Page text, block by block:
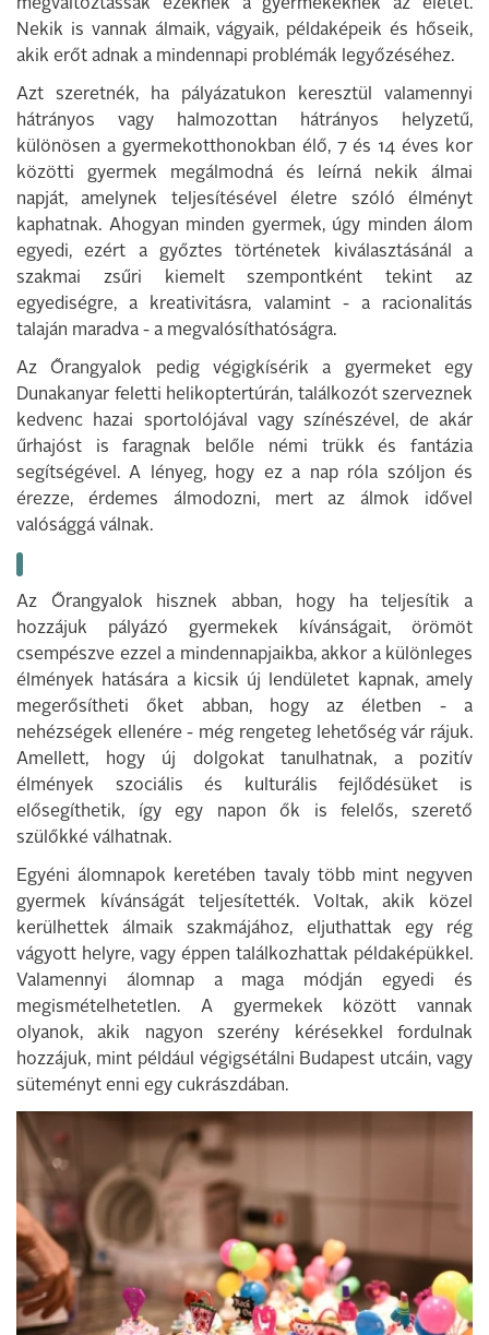
megváltoztassák ezeknek a gyermekeknek az életét.
Nekik is vannak álmaik, vágyaik, példaképeik és hőseik,
akik erőt adnak a mindennapi problémák legyőzéséhez.
Azt szeretnék, ha pályázatukon keresztül valamennyi
hátrányos vagy halmozottan hátrányos helyzetű,
különösen a gyermekotthonokban élő, 7 és 14 éves kor
közötti gyermek megálmodná és leírná nekik álmai
napját, amelynek teljesítésével életre szóló élményt
kaphatnak. Ahogyan minden gyermek, úgy minden álom
egyedi, ezért a győztes történetek kiválasztásánál a
szakmai zsűri kiemelt szempontként tekint az
egyediségre, a kreativitásra, valamint - a racionalitás
talaján maradva - a megvalósíthatóságra.
Az Őrangyalok pedig végigkísérik a gyermeket egy
Dunakanyar feletti helikoptertúrán, találkozót szerveznek
kedvenc hazai sportolójával vagy színészével, de akár
űrhajóst is faragnak belőle némi trükk és fantázia
segítségével. A lényeg, hogy ez a nap róla szóljon és
érezze, érdemes álmodozni, mert az álmok idővel
valósággá válnak.
Az Őrangyalok hisznek abban, hogy ha teljesítik a
hozzájuk pályázó gyermekek kívánságait, örömöt
csempészve ezzel a mindennapjaikba, akkor a különleges
élmények hatására a kicsik új lendületet kapnak, amely
megerősítheti őket abban, hogy az életben - a
nehézségek ellenére - még rengeteg lehetőség vár rájuk.
Amellett, hogy új dolgokat tanulhatnak, a pozitív
élmények szociális és kulturális fejlődésüket is
elősegíthetik, így egy napon ők is felelős, szerető
szülőkké válhatnak.
Egyéni álomnapok keretében tavaly több mint negyven
gyermek kívánságát teljesítették. Voltak, akik közel
kerülhettek álmaik szakmájához, eljuthattak egy rég
vágyott helyre, vagy éppen találkozhattak példaképükkel.
Valamennyi álomnap a maga módján egyedi és
megismételhetetlen. A gyermekek között vannak
olyanok, akik nagyon szerény kérésekkel fordulnak
hozzájuk, mint például végigsétálni Budapest utcáin, vagy
süteményt enni egy cukrászdában.